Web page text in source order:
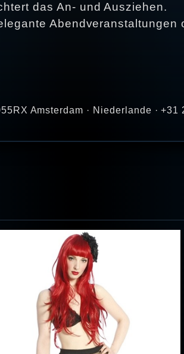
das An- und Ausziehen.
Abendveranstaltungen
Amsterdam · Niederlande · +31